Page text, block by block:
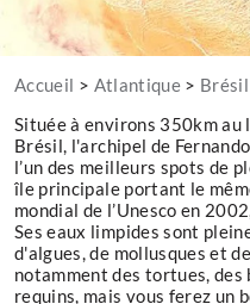
Accueil > Atlantique > Brésil
Située à environs 350km
Brésil, l'archipel de
l’un des meilleurs spots de
île principale portant le
mondial de l’Unesco en
Ses eaux limpides sont
d'algues, de mollusques et
notamment des tortues, des
requins, mais vous ferez un